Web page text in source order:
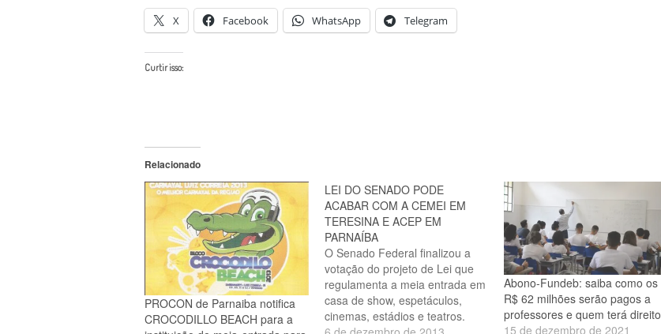
X Facebook WhatsApp Telegram
Curtir isso:
Relacionado
PROCON de Parnaiba notifica
CROCODILLO BEACH para a
LEI DO SENADO PODE
ACABAR COM A CEMEI EM
TERESINA E ACEP EM
PARNAÍBA
O Senado Federal finalizou a
votação do projeto de Lei que
regulamenta a meia entrada em
casa de show, espetáculos,
cinemas, estádios e teatros.
Abono-Fundeb: saiba como os
R$ 62 milhões serão pagos a
professores e quem terá direito
15 de dezembro de 2021